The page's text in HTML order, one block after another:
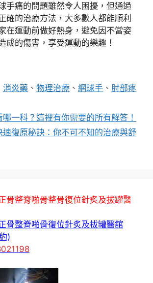
手痛的問題雖然令人困擾，但通過
確的治療方法，大多數人都能順利
在運動前做好熱身，避免因不當姿
成的傷害，享受運動的樂趣！
消炎藥 、物理治療 、網球手 、 肘部疼
哪一科？這裡有你需要的所有解答！
速復原秘訣：你不可不知的治療與舒
骨整脊啪骨整骨復位針炙及拔罐醫
骨整脊啪骨復位針炙及拔罐醫舘
)